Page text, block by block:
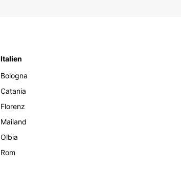
Italien
Bologna
Catania
Florenz
Mailand
Olbia
Rom